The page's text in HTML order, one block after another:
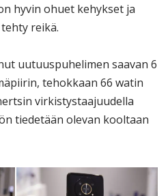
hyvin ohuet kehykset ja
reikä.
uutuuspuhelimen saavan 6
tehokkaan 66 watin
virkistystaajuudella
tiedetään olevan kooltaan